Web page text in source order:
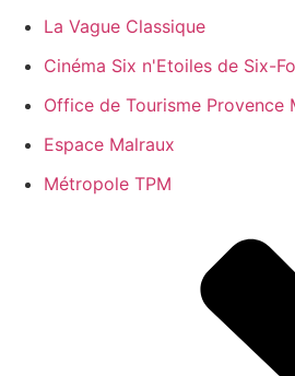
La Vague Classique
Cinéma Six n'Etoiles de Six-
Office de Tourisme Provence
Espace Malraux
Métropole TPM